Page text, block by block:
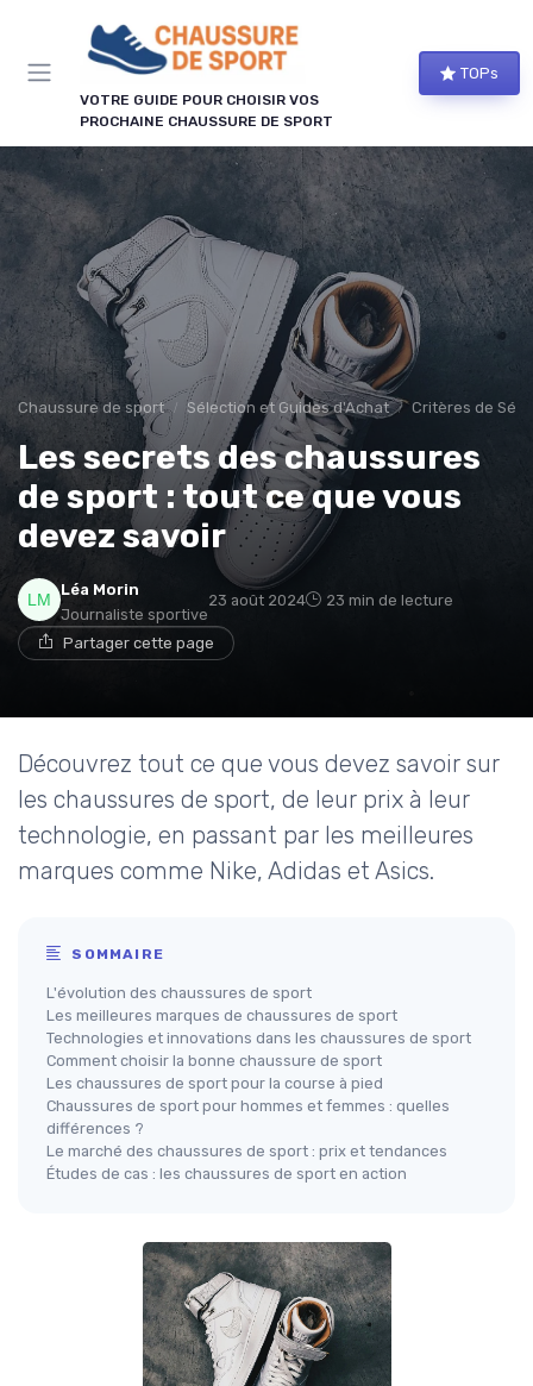
VOTRE GUIDE POUR CHOISIR VOS
PROCHAINE CHAUSSURE DE SPORT
TOPs
Chaussure de sport Sélection et Guides d'Achat Critères de
Les secrets des chaussures
de sport : tout ce que vous
devez savoir
Léa Morin
Journaliste sportive
23 août 2024 23 min de lecture
Partager cette page
Découvrez tout ce que vous devez savoir sur
les chaussures de sport, de leur prix à leur
technologie, en passant par les meilleures
marques comme Nike, Adidas et Asics.
SOMMAIRE
L'évolution des chaussures de sport
Les meilleures marques de chaussures de sport
Technologies et innovations dans les chaussures de sport
Comment choisir la bonne chaussure de sport
Les chaussures de sport pour la course à pied
Chaussures de sport pour hommes et femmes : quelles
différences ?
Le marché des chaussures de sport : prix et tendances
Études de cas : les chaussures de sport en action